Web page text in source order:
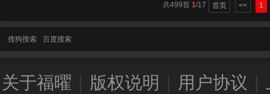
共499首 1/17 首页 << 1
搜狗搜索 百度搜索
关于福曜 版权说明 用户协议